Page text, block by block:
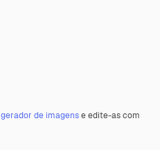
gerador de imagense edite-as com